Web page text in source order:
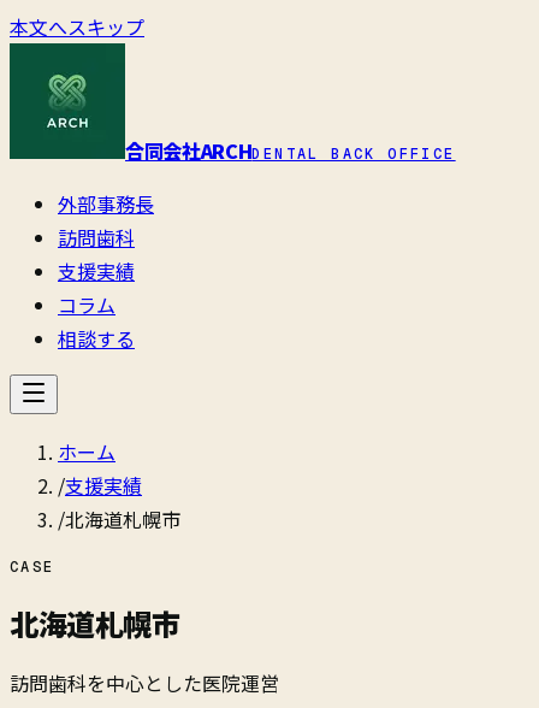
本文へスキップ
合同会社ARCHDENTAL BACK OFFICE
外部事務長
訪問歯科
支援実績
コラム
相談する
ホーム
/支援実績
/北海道札幌市
CASE
北海道札幌市
訪問歯科を中心とした医院運営